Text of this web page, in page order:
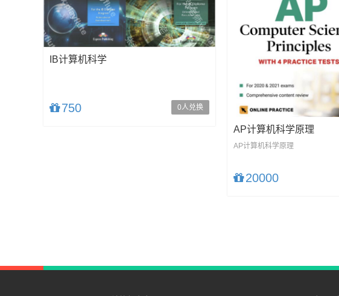
IB计算机科学
750 0人兑换
AP计算机科学原理
AP计算机科学原理
20000